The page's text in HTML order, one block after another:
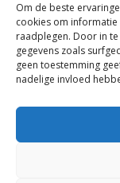
Om de beste
cookies om
raadplegen. Door in
gegevens zoals
geen toestemming
nadelige invloed